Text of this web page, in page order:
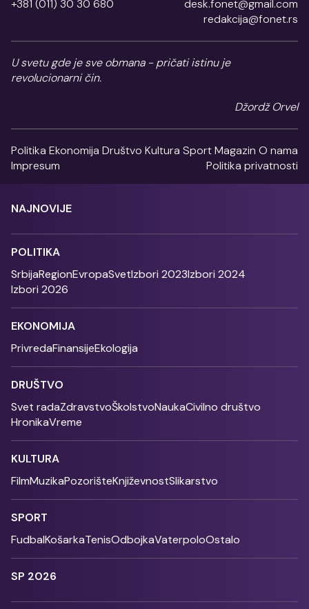
+381 (011) 30 30 680
desk.fonet@gmail.com
redakcija@fonet.rs
U svetu gde je sve obmana - pričati istinu je
revolucionarni čin.
Džordž Orvel
Politika Ekonomija Društvo Kultura SportMagazin O nama
Impresum
Politika privatnosti
NAJNOVIJE
POLITIKA
SrbijaRegionEvropaSvetIzbori 2023Izbori 2024
Izbori 2026
EKONOMIJA
PrivredaFinansijeEkologija
DRUŠTVO
Svet radaZdravstvoŠkolstvoNaukaCivilno društvo
HronikaVreme
KULTURA
FilmMuzikaPozorišteKnjiževnostSlikarstvo
SPORT
FudbalKošarkaTenisOdbojkaVaterpoloOstalo
SP 2026